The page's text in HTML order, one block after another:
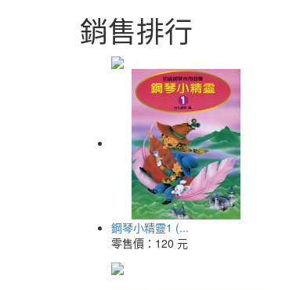
銷售排行
鋼琴小精靈1 (...
零售價： 120 元